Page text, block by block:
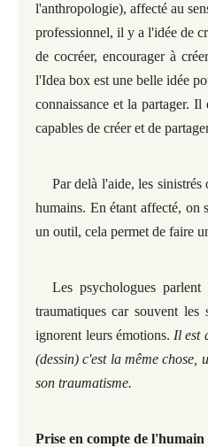
l'anthropologie), affecté au
professionnel, il y a l'idée de
de cocréer, encourager à
l'Idea box est une belle idée
connaissance et la partager.
capables de créer et de
Par delà l'aide, les
humains. En étant affecté, on
un outil, cela permet de faire
Les psychologues
traumatiques car souvent les
ignorent leurs émotions. Il est
(dessin) c'est la même chose,
son traumatisme.
Prise en compte de l'humain